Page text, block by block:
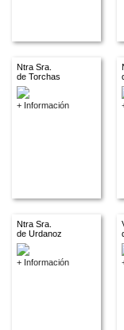
Ntra Sra.
de Torchas
+ Información
Ntra Sra.
de Urdanoz
+ Información